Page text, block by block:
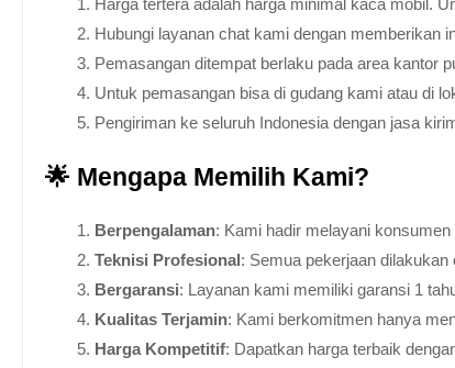
Hubungi layanan chat kami dengan memberikan
Pemasangan ditempat berlaku pada area kantor
Untuk pemasangan bisa di gudang kami atau di
Pengiriman ke seluruh Indonesia dengan jasa
🌟 Mengapa Memilih Kami?
Berpengalaman: Kami hadir melayani
Teknisi Profesional: Semua pekerjaan
Bergaransi: Layanan kami memiliki garansi 1
Kualitas Terjamin: Kami berkomitmen hanya
Harga Kompetitif: Dapatkan harga terbaik